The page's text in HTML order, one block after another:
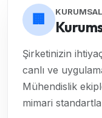
🏢
Şirketinizin
canlı ve
Mühendislik
mimari